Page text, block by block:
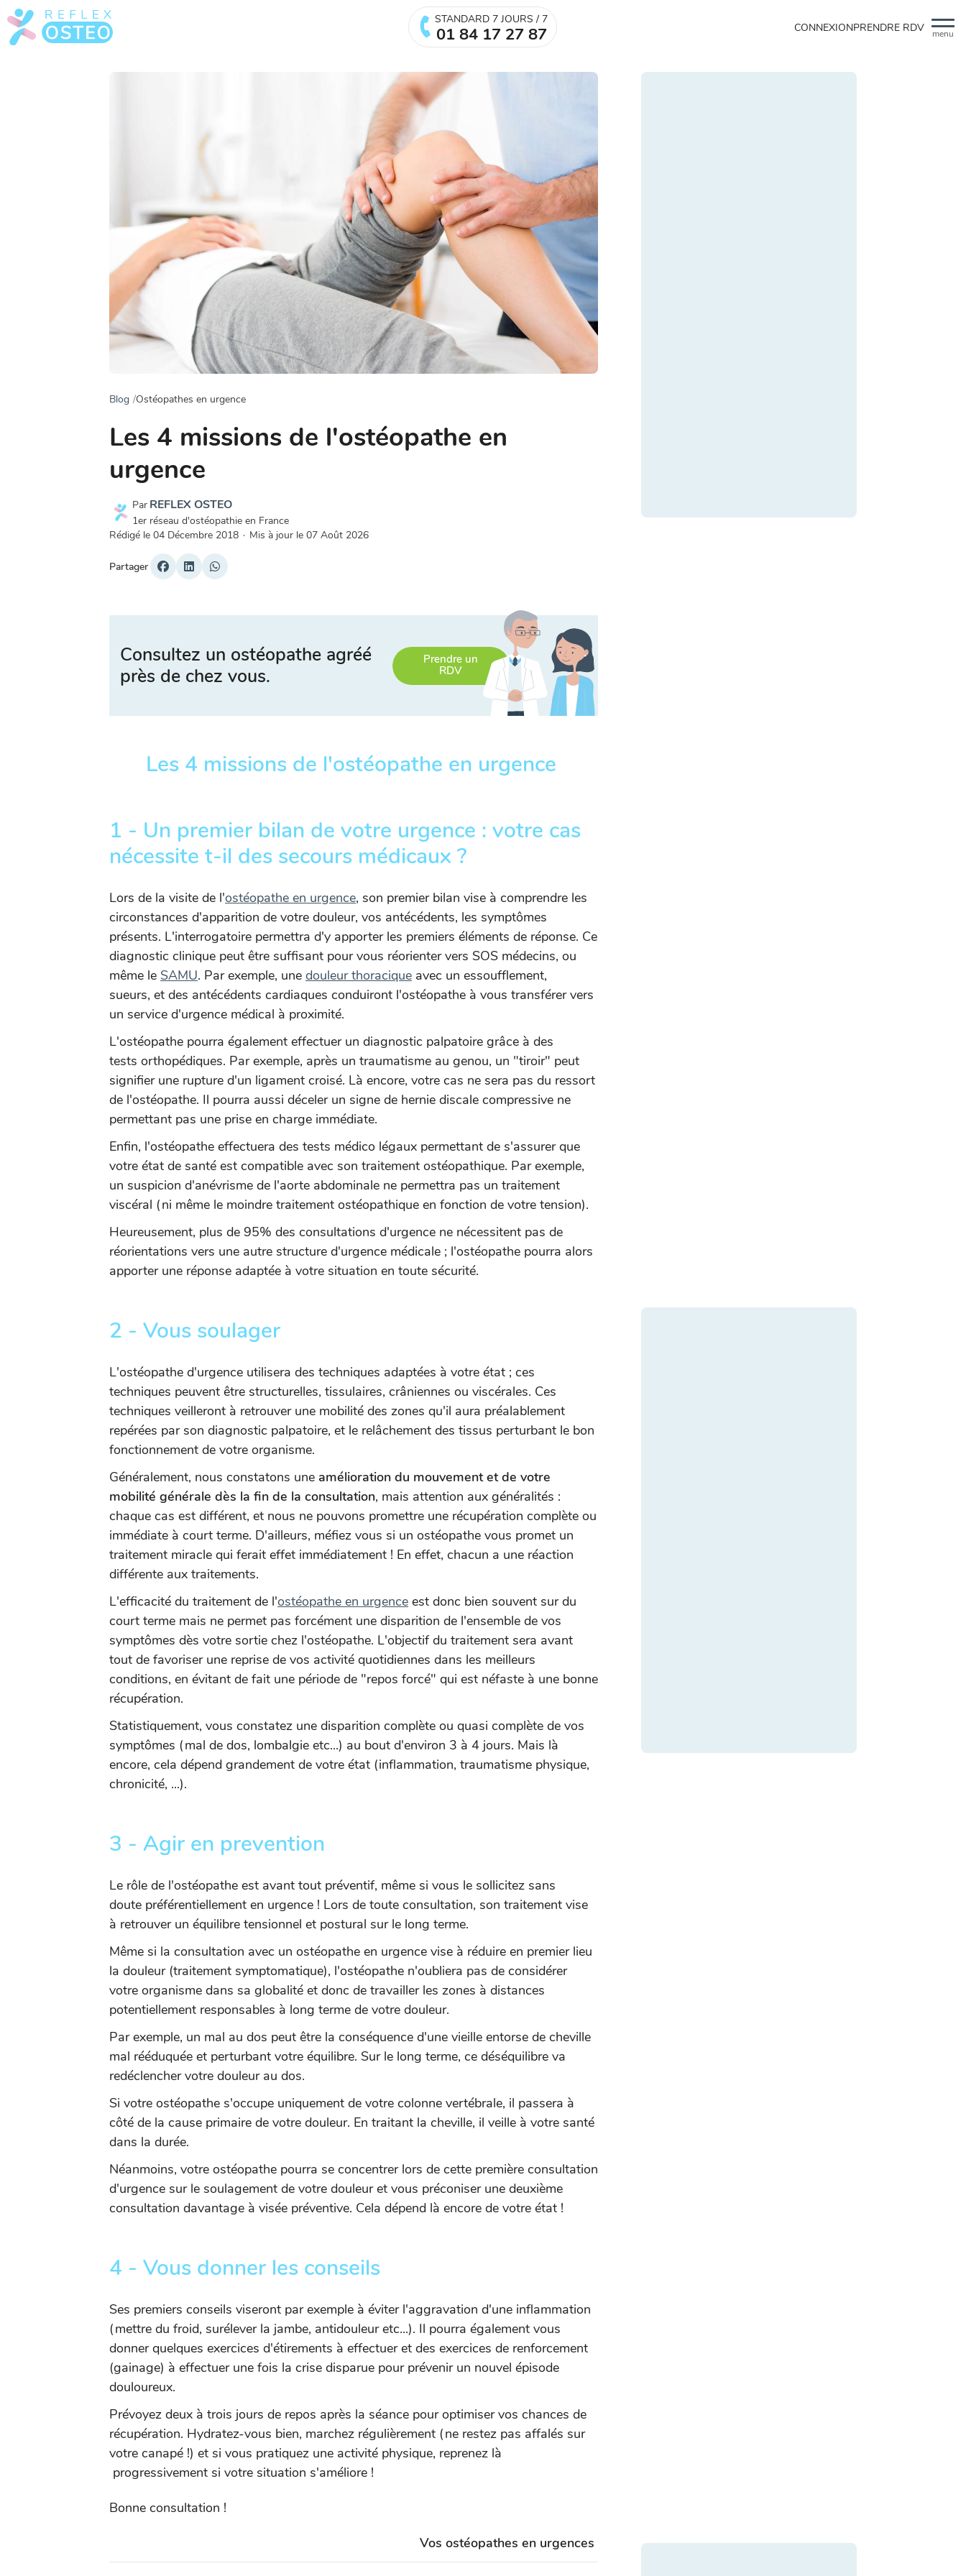
menu
STANDARD 7 JOURS / 7
01 84 17 27 87 CONNEXIONPRENDRE RDV
Blog Ostéopathes en urgence
Les 4 missions de l'ostéopathe en
urgence
Par REFLEX OSTEO
1er réseau d'ostéopathie en France
Rédigé le 04 Décembre 2018 · Mis à jour le 07 Août 2026
Partager
Consultez un ostéopathe agréé
près de chez vous.
Prendre un
RDV
Les 4 missions de l'ostéopathe en urgence
1 - Un premier bilan de votre urgence : votre cas
nécessite t-il des secours médicaux ?
Lors de la visite de l'ostéopathe en urgence, son premier bilan vise à comprendre les
circonstances d'apparition de votre douleur, vos antécédents, les symptômes
présents. L'interrogatoire permettra d'y apporter les premiers éléments de réponse. Ce
diagnostic clinique peut être suffisant pour vous réorienter vers SOS médecins, ou
même le SAMU. Par exemple, une douleur thoracique avec un essoufflement,
sueurs, et des antécédents cardiaques conduiront l'ostéopathe à vous transférer vers
un service d'urgence médical à proximité.
L'ostéopathe pourra également effectuer un diagnostic palpatoire grâce à des
tests orthopédiques. Par exemple, après un traumatisme au genou, un "tiroir" peut
signifier une rupture d'un ligament croisé. Là encore, votre cas ne sera pas du ressort
de l'ostéopathe. Il pourra aussi déceler un signe de hernie discale compressive ne
permettant pas une prise en charge immédiate.
Enfin, l'ostéopathe effectuera des tests médico légaux permettant de s'assurer que
votre état de santé est compatible avec son traitement ostéopathique. Par exemple,
un suspicion d'anévrisme de l'aorte abdominale ne permettra pas un traitement
viscéral (ni même le moindre traitement ostéopathique en fonction de votre tension).
Heureusement, plus de 95% des consultations d'urgence ne nécessitent pas de
réorientations vers une autre structure d'urgence médicale ; l'ostéopathe pourra alors
apporter une réponse adaptée à votre situation en toute sécurité.
2 - Vous soulager
L'ostéopathe d'urgence utilisera des techniques adaptées à votre état ; ces
techniques peuvent être structurelles, tissulaires, crâniennes ou viscérales. Ces
techniques veilleront à retrouver une mobilité des zones qu'il aura préalablement
repérées par son diagnostic palpatoire, et le relâchement des tissus perturbant le bon
fonctionnement de votre organisme.
Généralement, nous constatons une amélioration du mouvement et de votre
mobilité générale dès la fin de la consultation, mais attention aux généralités :
chaque cas est différent, et nous ne pouvons promettre une récupération complète ou
immédiate à court terme. D'ailleurs, méfiez vous si un ostéopathe vous promet un
traitement miracle qui ferait effet immédiatement ! En effet, chacun a une réaction
différente aux traitements.
L'efficacité du traitement de l'ostéopathe en urgence est donc bien souvent sur du
court terme mais ne permet pas forcément une disparition de l'ensemble de vos
symptômes dès votre sortie chez l'ostéopathe. L'objectif du traitement sera avant
tout de favoriser une reprise de vos activité quotidiennes dans les meilleurs
conditions, en évitant de fait une période de "repos forcé" qui est néfaste à une bonne
récupération.
Statistiquement, vous constatez une disparition complète ou quasi complète de vos
symptômes (mal de dos, lombalgie etc...) au bout d'environ 3 à 4 jours. Mais là
encore, cela dépend grandement de votre état (inflammation, traumatisme physique,
chronicité, ...).
3 - Agir en prevention
Le rôle de l'ostéopathe est avant tout préventif, même si vous le sollicitez sans
doute préférentiellement en urgence ! Lors de toute consultation, son traitement vise
à retrouver un équilibre tensionnel et postural sur le long terme.
Même si la consultation avec un ostéopathe en urgence vise à réduire en premier lieu
la douleur (traitement symptomatique), l'ostéopathe n'oubliera pas de considérer
votre organisme dans sa globalité et donc de travailler les zones à distances
potentiellement responsables à long terme de votre douleur.
Par exemple, un mal au dos peut être la conséquence d'une vieille entorse de cheville
mal rééduquée et perturbant votre équilibre. Sur le long terme, ce déséquilibre va
redéclencher votre douleur au dos.
Si votre ostéopathe s'occupe uniquement de votre colonne vertébrale, il passera à
côté de la cause primaire de votre douleur. En traitant la cheville, il veille à votre santé
dans la durée.
Néanmoins, votre ostéopathe pourra se concentrer lors de cette première consultation
d'urgence sur le soulagement de votre douleur et vous préconiser une deuxième
consultation davantage à visée préventive. Cela dépend là encore de votre état !
4 - Vous donner les conseils
Ses premiers conseils viseront par exemple à éviter l'aggravation d'une inflammation
(mettre du froid, surélever la jambe, antidouleur etc...). Il pourra également vous
donner quelques exercices d'étirements à effectuer et des exercices de renforcement
(gainage) à effectuer une fois la crise disparue pour prévenir un nouvel épisode
douloureux.
Prévoyez deux à trois jours de repos après la séance pour optimiser vos chances de
récupération. Hydratez-vous bien, marchez régulièrement (ne restez pas affalés sur
votre canapé !) et si vous pratiquez une activité physique, reprenez là
progressivement si votre situation s'améliore !
Bonne consultation !
Vos ostéopathes en urgences